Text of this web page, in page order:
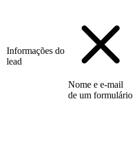
Informações do
lead
Nome e e-mail
de um formulário